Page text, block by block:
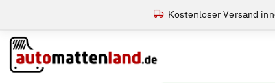
Kostenloser Versand